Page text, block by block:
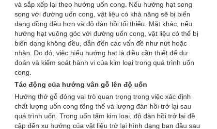
và sắp xếp lại theo hướng uốn cong. Nếu hướng hạt song
song với đường uốn cong, vật liệu có khả năng sẽ bị biến
dạng đồng đều hơn và độ đàn hồi tối thiểu. Mặt khác, nếu
hướng hạt vuông góc với đường uốn cong, vật liệu có thể bị
biến dạng không đều, dẫn đến các vấn đề như nứt hoặc
nhăn. Do đó, việc hiểu hướng hạt là điều cần thiết để dự
đoán và kiểm soát hành vi của kim loại trong quá trình uốn
cong.
Tác động của hướng vân gỗ lên độ uốn
Hướng thớ gỗ đóng vai trò quan trọng trong việc xác định
chất lượng uốn cong tổng thể và lượng đàn hồi trở lại sau
quá trình uốn. Trong uốn tấm kim loại, độ đàn hồi trở lại đề
cập đến xu hướng của vật liệu trở lại hình dạng ban đầu sau